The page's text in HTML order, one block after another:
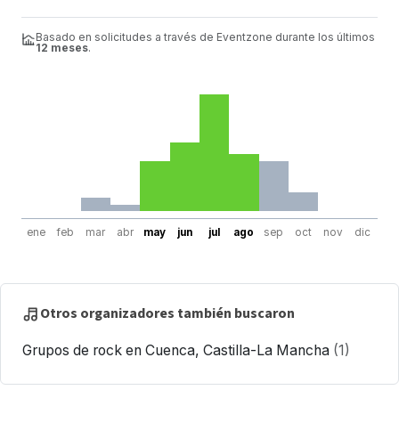
Basado en solicitudes a través de Eventzone durante los últimos
12 meses.
ene feb mar abr may jun jul ago sep oct nov dic
Otros organizadores también buscaron
Grupos de rock en Cuenca, Castilla-La Mancha (1)